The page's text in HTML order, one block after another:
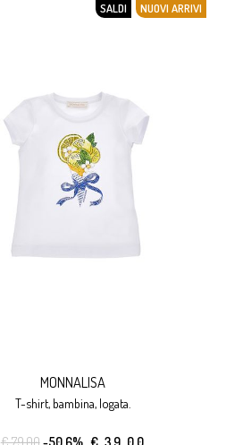
SALDI NUOVI ARRIVI
MONNALISA
t-shirt, bambina, logata.
€ 79.00-50.6% € 39.00